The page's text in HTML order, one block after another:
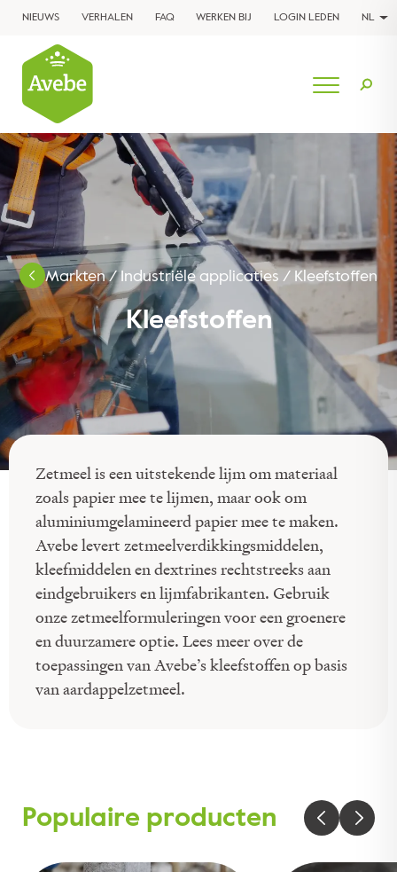
NIEUWS VERHALEN FAQ WERKEN BIJ LOGIN LEDEN NL
Markten/Industriële applicaties / Kleefstoffen
Kleefstoffen
Zetmeel is een uitstekende lijm om materiaal
zoals papier mee te lijmen, maar ook om
aluminiumgelamineerd papier mee te maken.
Avebe levert zetmeelverdikkingsmiddelen,
kleefmiddelen en dextrines rechtstreeks aan
eindgebruikers en lijmfabrikanten. Gebruik
onze zetmeelformuleringen voor een groenere
en duurzamere optie. Lees meer over de
toepassingen van Avebe’s kleefstoffen op basis
van aardappelzetmeel.
Populaire producten